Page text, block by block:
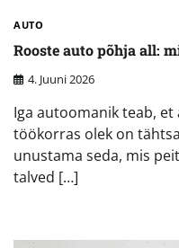
AUTO
Rooste auto põhja all:
4. Juuni 2026
Iga autoomanik teab,
töökorras olek on
unustama seda, mis
talved […]